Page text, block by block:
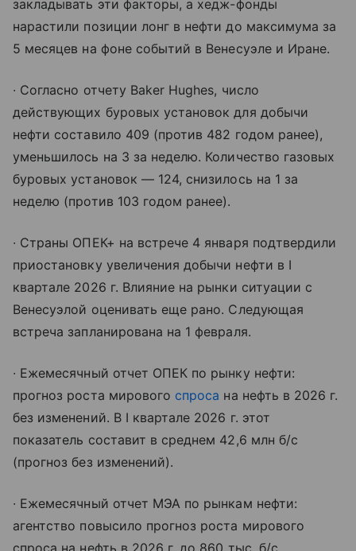
закладывать эти факторы, а хедж-фонды
нарастили позиции лонг в нефти до максимума за
5 месяцев на фоне событий в Венесуэле и Иране.
∙ Согласно отчету Baker Hughes, число
действующих буровых установок для добычи
нефти составило 409 (против 482 годом ранее),
уменьшилось на 3 за неделю. Количество газовых
буровых установок — 124, снизилось на 1 за
неделю (против 103 годом ранее).
∙ Страны ОПЕК+ на встрече 4 января подтвердили
приостановку увеличения добычи нефти в I
квартале 2026 г. Влияние на рынки ситуации с
Венесуэлой оценивать еще рано. Следующая
встреча запланирована на 1 февраля.
∙ Ежемесячный отчет ОПЕК по рынку нефти:
прогноз роста мирового спроса на нефть в 2026 г.
без изменений. В I квартале 2026 г. этот
показатель составит в среднем 42,6 млн б/с
(прогноз без изменений).
∙ Ежемесячный отчет МЭА по рынкам нефти:
агентство повысило прогноз роста мирового